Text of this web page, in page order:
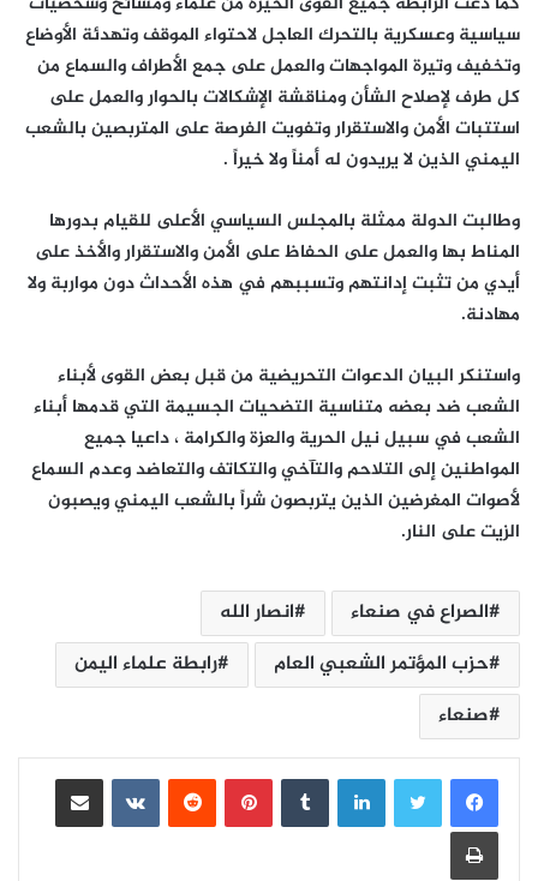
سياسية وعسكرية بالتحرك العاجل لاحتواء الموقف وتهدئة الأوضاع
وتخفيف وتيرة المواجهات والعمل على جمع الأطراف والسماع من
كل طرف لإصلاح الشأن ومناقشة الإشكالات بالحوار والعمل على
استتبات الأمن والاستقرار وتفويت الفرصة على المتربصين بالشعب
اليمني الذين لا يريدون له أمناً ولا خيراً .
وطالبت الدولة ممثلة بالمجلس السياسي الأعلى للقيام بدورها
المناط بها والعمل على الحفاظ على الأمن والاستقرار والأخذ على
أيدي من تثبت إدانتهم وتسببهم في هذه الأحداث دون مواربة ولا
مهادنة.
واستنكر البيان الدعوات التحريضية من قبل بعض القوى لأبناء
الشعب ضد بعضه متناسية التضحيات الجسيمة التي قدمها أبناء
الشعب في سبيل نيل الحرية والعزة والكرامة ، داعيا جميع
المواطنين إلى التلاحم والتآخي والتكاتف والتعاضد وعدم السماع
لأصوات المغرضين الذين يتربصون شراً بالشعب اليمني ويصبون
الزيت على النار.
الصراع في صنعاء
انصار الله
حزب المؤتمر الشعبي العام
رابطة علماء اليمن
صنعاء
لينكدإن بينتيريست
مشاركة عبر البريد
طباعة